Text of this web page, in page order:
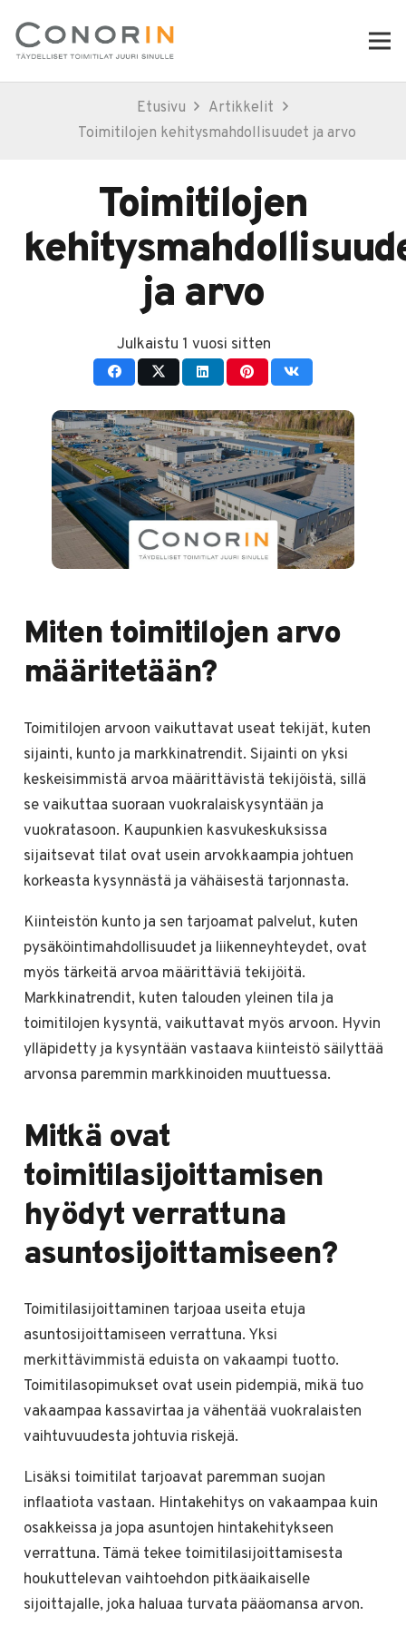
Etusivu
Artikkelit
Toimitilojen kehitysmahdollisuudet ja arvo
Toimitilojen
ja arvo
Julkaistu 1 vuosi sitten
Miten toimitilojen arvo
määritetään?
Toimitilojen arvoon vaikuttavat useat tekijät, kuten
sijainti, kunto ja markkinatrendit. Sijainti on yksi
keskeisimmistä arvoa määrittävistä tekijöistä, sillä
se vaikuttaa suoraan vuokralaiskysyntään ja
vuokratasoon. Kaupunkien kasvukeskuksissa
sijaitsevat tilat ovat usein arvokkaampia johtuen
korkeasta kysynnästä ja vähäisestä tarjonnasta.
Kiinteistön kunto ja sen tarjoamat palvelut, kuten
pysäköintimahdollisuudet ja liikenneyhteydet, ovat
myös tärkeitä arvoa määrittäviä tekijöitä.
Markkinatrendit, kuten talouden yleinen tila ja
toimitilojen kysyntä, vaikuttavat myös arvoon. Hyvin
ylläpidetty ja kysyntään vastaava kiinteistö säilyttää
arvonsa paremmin markkinoiden muuttuessa.
Mitkä ovat
toimitilasijoittamisen
hyödyt verrattuna
asuntosijoittamiseen?
Toimitilasijoittaminen tarjoaa useita etuja
asuntosijoittamiseen verrattuna. Yksi
merkittävimmistä eduista on vakaampi tuotto.
Toimitilasopimukset ovat usein pidempiä, mikä tuo
vakaampaa kassavirtaa ja vähentää vuokralaisten
vaihtuvuudesta johtuvia riskejä.
Lisäksi toimitilat tarjoavat paremman suojan
inflaatiota vastaan. Hintakehitys on vakaampaa kuin
osakkeissa ja jopa asuntojen hintakehitykseen
verrattuna. Tämä tekee toimitilasijoittamisesta
houkuttelevan vaihtoehdon pitkäaikaiselle
sijoittajalle, joka haluaa turvata pääomansa arvon.